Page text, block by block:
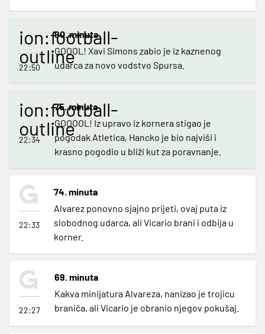
ion:football-
outline
22:50
90. minuta
GOOOL! Xavi Simons zabio je iz kaznenog
udarca za novo vodstvo Spursa.
ion:football-
outline
22:34
75. minuta
GOOOOL! Iz upravo iz kornera stigao je
pogodak Atletica, Hancko je bio najviši i
krasno pogodio u bliži kut za poravnanje.
22:33
74. minuta
Alvarez ponovno sjajno prijeti, ovaj puta iz
slobodnog udarca, ali Vicario brani i odbija u
korner.
22:27
69. minuta
Kakva minijatura Alvareza, nanizao je trojicu
braniča, ali Vicario je obranio njegov pokušaj.